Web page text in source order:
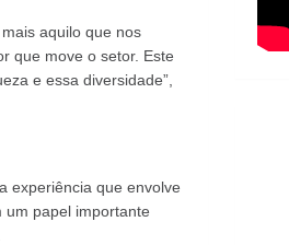
aquilo que nos
que move o setor. Este
e essa diversidade”,
experiência que envolve
um papel importante